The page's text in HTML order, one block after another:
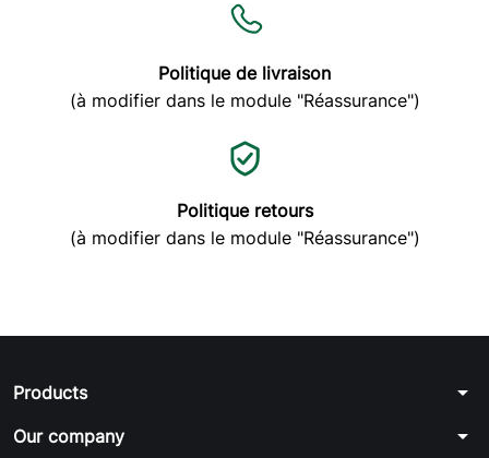
Politique de livraison
(à modifier dans le module "Réassurance")
Politique retours
(à modifier dans le module "Réassurance")
Products arrow_drop_down
Our company arrow_drop_down